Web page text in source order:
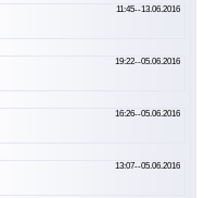
11:45--13.06.2016
19:22--05.06.2016
16:26--05.06.2016
13:07--05.06.2016